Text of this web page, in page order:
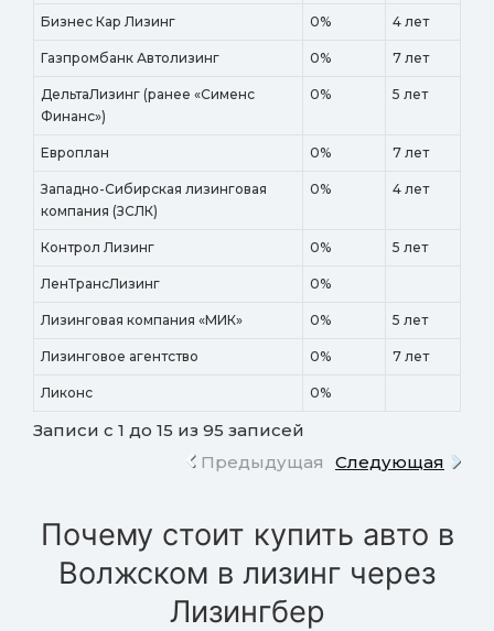
Бизнес Кар Лизинг 0% 4 лет
Газпромбанк Автолизинг 0% 7 лет
ДельтаЛизинг (ранее «Сименс
Финанс»)
0% 5 лет
Европлан 0% 7 лет
Западно-Сибирская лизинговая
компания (ЗСЛК)
0% 4 лет
Контрол Лизинг 0% 5 лет
ЛенТрансЛизинг 0%
Лизинговая компания «МИК» 0% 5 лет
Лизинговое агентство 0% 7 лет
Ликонс 0%
Записи с 1 до 15 из 95 записей
Предыдущая
Следующая
Почему стоит купить авто в
Волжском в лизинг через
Лизингбер